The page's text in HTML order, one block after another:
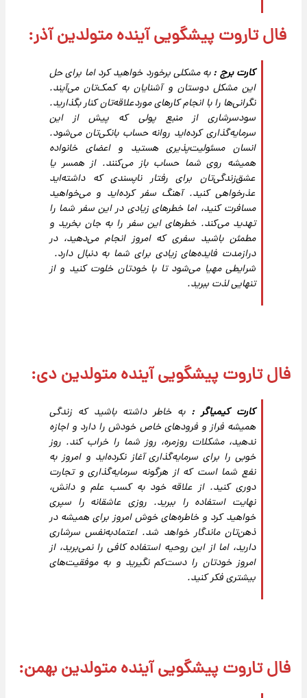
فال تاروت پیشگویی آینده متولدین آذر:
کارت برج :به مشکلی برخورد خواهید کرد اما برای حل
این مشکل دوستان و آشنایان به کمک‌تان می‌آیند.
نگرانی‌ها را با انجام کارهای موردعلاقه‌تان کنار بگذارید.
سودسرشاری از منبع پولی که پیش‌ از این
سرمایه‌گذاری کرده‌اید روانه حساب بانکی‌تان می‌شود.
انسان مسئولیت‌پذیری هستید و اعضای خانواده
همیشه روی شما حساب باز می‌کنند. از همسر یا
عشق‌زندگی‌تان برای رفتار ناپسندی که داشته‌اید
عذرخواهی کنید. آهنگ سفر کرده‌اید و می‌خواهید
مسافرت کنید، اما خطرهای زیادی در این سفر شما را
تهدید می‌کند. خطرهای این سفر را به جان بخرید و
مطمئن باشید سفری که امروز انجام می‌دهید، در
درازمدت فایده‌های زیادی برای شما به دنبال دارد.
شرایطی مهیا می‌شود تا با خودتان خلوت کنید و از
تنهایی لذت ببرید.
فال تاروت پیشگویی آینده متولدین دی:
کارت کیمیاگر : به خاطر داشته باشید که زندگی
همیشه فراز و فرودهای خاص خودش را دارد و اجازه
ندهید، مشکلات روزمره، روز شما را خراب کند. روز
خوبی را برای سرمایه‌گذاری آغاز نکرده‌اید و امروز به
نفع شما است که از هرگونه سرمایه‌گذاری و تجارت
دوری کنید. از علاقه خود به کسب علم و دانش،
نهایت استفاده را ببرید. روزی عاشقانه را سپری
خواهید کرد و خاطره‌های خوش امروز برای همیشه در
ذهن‌تان ماندگار خواهد شد. اعتمادبه‌نفس سرشاری
دارید، اما از این روحیه استفاده کافی را نمی‌برید، از
امروز خودتان را دست‌کم نگیرید و به موفقیت‌های
بیشتری فکر کنید.
فال تاروت پیشگویی آینده متولدین بهمن: